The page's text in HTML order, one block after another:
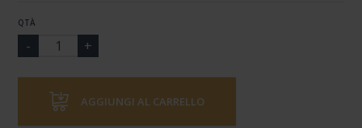
QTÀ
AGGIUNGI AL CARRELLO